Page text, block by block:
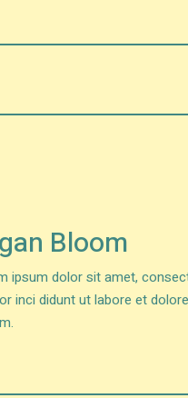
Bloom
ipsum dolor sit amet,
inci didunt ut labore et